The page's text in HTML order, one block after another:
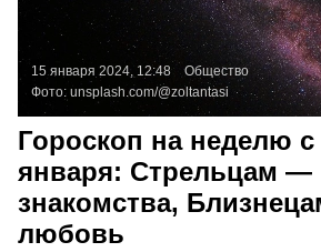
15 января 2024, 12:48
Общество
Фото: unsplash.com/@zoltantasi
Гороскоп на неделю с
января: Стрельцам —
знакомства,
любовь